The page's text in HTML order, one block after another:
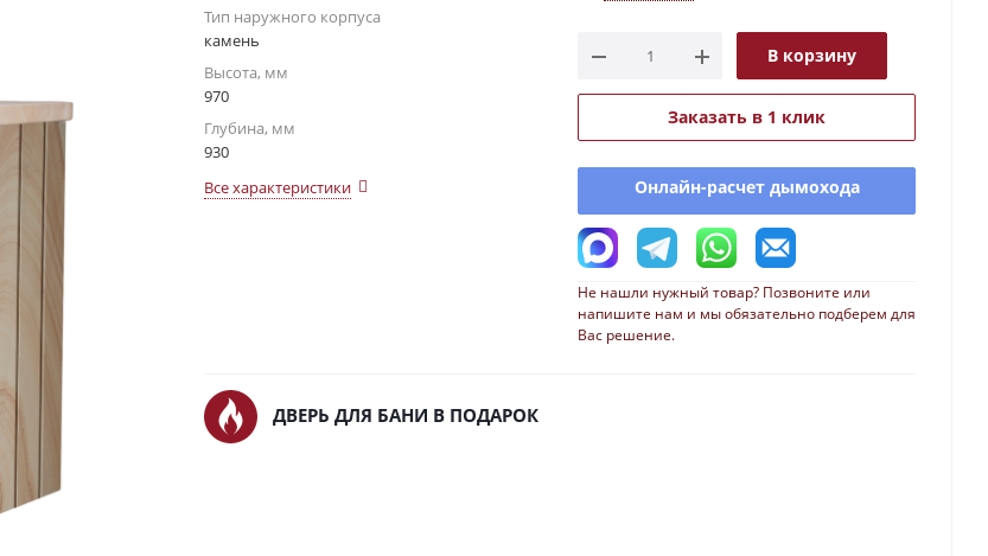
Тип наружного корпуса
камень
Высота, мм
970
Глубина, мм
930
Все характеристики
В корзину
Заказать в 1 клик
Онлайн-расчет дымохода
Не нашли нужный товар? Позвоните или
напишите нам и мы обязательно подберем для
Вас решение.
ДВЕРЬ ДЛЯ БАНИ В ПОДАРОК